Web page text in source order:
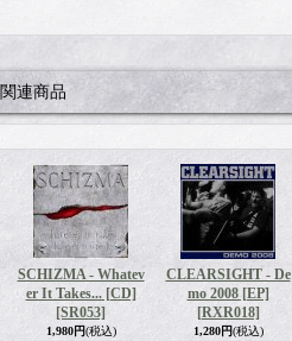
関連商品
SCHIZMA - Whatev
er It Takes... [CD]
[SR053]
1,980円(税込)
CLEARSIGHT - De
mo 2008 [EP]
[RXR018]
1,280円(税込)